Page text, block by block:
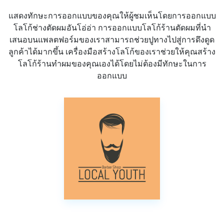
แสดงทักษะการออกแบบของคุณให้ผู้ชมเห็นโดยการออกแบบ
โลโก้ช่างตัดผมอันโอ่อ่า การออกแบบโลโก้ร้านตัดผมที่นำ
เสนอบนแพลตฟอร์มของเราสามารถช่วยปูทางไปสู่การดึงดูด
ลูกค้าได้มากขึ้น เครื่องมือสร้างโลโก้ของเราช่วยให้คุณสร้าง
โลโก้ร้านทำผมของคุณเองได้โดยไม่ต้องมีทักษะในการ
ออกแบบ